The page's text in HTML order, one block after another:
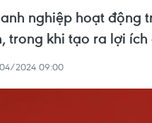
nghiệp hoạt động
trong khi tạo ra lợi
2024 09:00